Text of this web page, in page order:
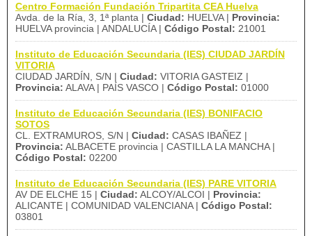
Centro Formación Fundación Tripartita CEA Huelva
Avda. de la Ría, 3, 1ª planta | Ciudad: HUELVA | Provincia:
HUELVA provincia | ANDALUCÍA | Código Postal: 21001
Instituto de Educación Secundaria (IES) CIUDAD JARDÍN
VITORIA
CIUDAD JARDÍN, S/N | Ciudad: VITORIA GASTEIZ |
Provincia: ALAVA | PAÍS VASCO | Código Postal: 01000
Instituto de Educación Secundaria (IES) BONIFACIO
SOTOS
CL. EXTRAMUROS, S/N | Ciudad: CASAS IBAÑEZ |
Provincia: ALBACETE provincia | CASTILLA LA MANCHA |
Código Postal: 02200
Instituto de Educación Secundaria (IES) PARE VITORIA
AV DE ELCHE 15 | Ciudad: ALCOY/ALCOI | Provincia:
ALICANTE | COMUNIDAD VALENCIANA | Código Postal:
03801